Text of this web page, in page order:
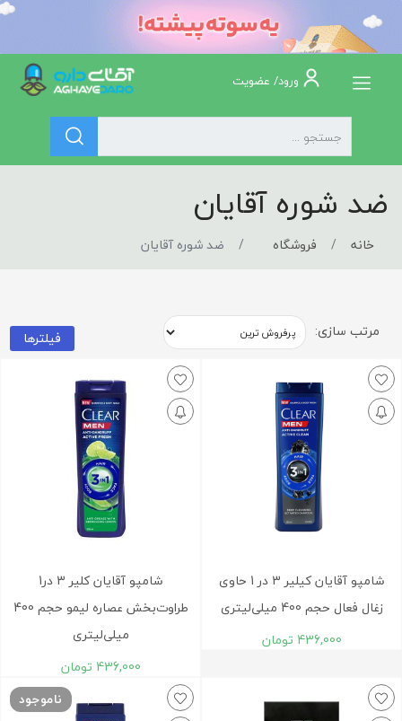
ورود/ عضویت
ضد شوره آقایان
خانه فروشگاه ضد شوره آقایان
مرتب سازی: فیلترها
شامپو آقایان کیلیر 3 در 1 حاوی
زغال فعال حجم 400 میلی‌لیتری
436,000 تومان
شامپو آقایان کلیر 3 در1
طراوت‌بخش عصاره لیمو حجم 400
میلی‌لیتری
436,000 تومان
ناموجود